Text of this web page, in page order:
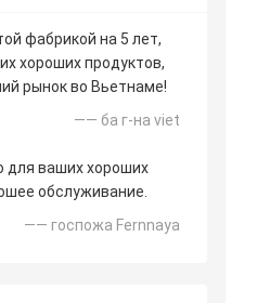
фабрикой на 5 лет,
хороших продуктов,
рынок во Вьетнаме!
—— ба г-на viet
для ваших хороших
обслуживание.
—— госпожа Fernnaya